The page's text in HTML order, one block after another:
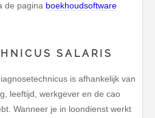
de pagina boekhoudsoftware
SALARIS
is afhankelijk van
leeftijd, werkgever en de cao
Wanneer je in loondienst werkt